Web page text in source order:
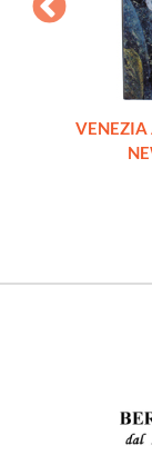
VENEZIA